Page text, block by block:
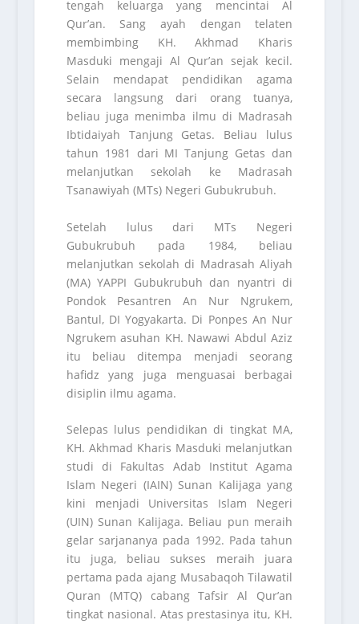
tengah keluarga yang mencintai Al
Qur’an. Sang ayah dengan telaten
membimbing KH. Akhmad Kharis
Masduki mengaji Al Qur’an sejak kecil.
Selain mendapat pendidikan agama
secara langsung dari orang tuanya,
beliau juga menimba ilmu di Madrasah
Ibtidaiyah Tanjung Getas. Beliau lulus
tahun 1981 dari MI Tanjung Getas dan
melanjutkan sekolah ke Madrasah
Tsanawiyah (MTs) Negeri Gubukrubuh.
Setelah lulus dari MTs Negeri
Gubukrubuh pada 1984, beliau
melanjutkan sekolah di Madrasah Aliyah
(MA) YAPPI Gubukrubuh dan nyantri di
Pondok Pesantren An Nur Ngrukem,
Bantul, DI Yogyakarta. Di Ponpes An Nur
Ngrukem asuhan KH. Nawawi Abdul Aziz
itu beliau ditempa menjadi seorang
hafidz yang juga menguasai berbagai
disiplin ilmu agama.
Selepas lulus pendidikan di tingkat MA,
KH. Akhmad Kharis Masduki melanjutkan
studi di Fakultas Adab Institut Agama
Islam Negeri (IAIN) Sunan Kalijaga yang
kini menjadi Universitas Islam Negeri
(UIN) Sunan Kalijaga. Beliau pun meraih
gelar sarjananya pada 1992. Pada tahun
itu juga, beliau sukses meraih juara
pertama pada ajang Musabaqoh Tilawatil
Quran (MTQ) cabang Tafsir Al Qur’an
tingkat nasional. Atas prestasinya itu, KH.